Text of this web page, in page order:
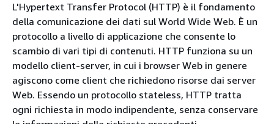
L'Hypertext Transfer Protocol (HTTP) è il fondamento
della comunicazione dei dati sul World Wide Web. È un
protocollo a livello di applicazione che consente lo
scambio di vari tipi di contenuti. HTTP funziona su un
modello client-server, in cui i browser Web in genere
agiscono come client che richiedono risorse dai server
Web. Essendo un protocollo stateless, HTTP tratta
ogni richiesta in modo indipendente, senza conservare